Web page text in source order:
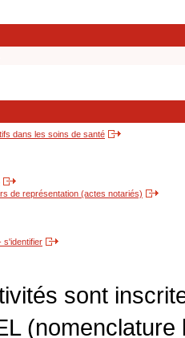
dans les soins de santé
de représentation (actes notariés)
s'identifier
sont